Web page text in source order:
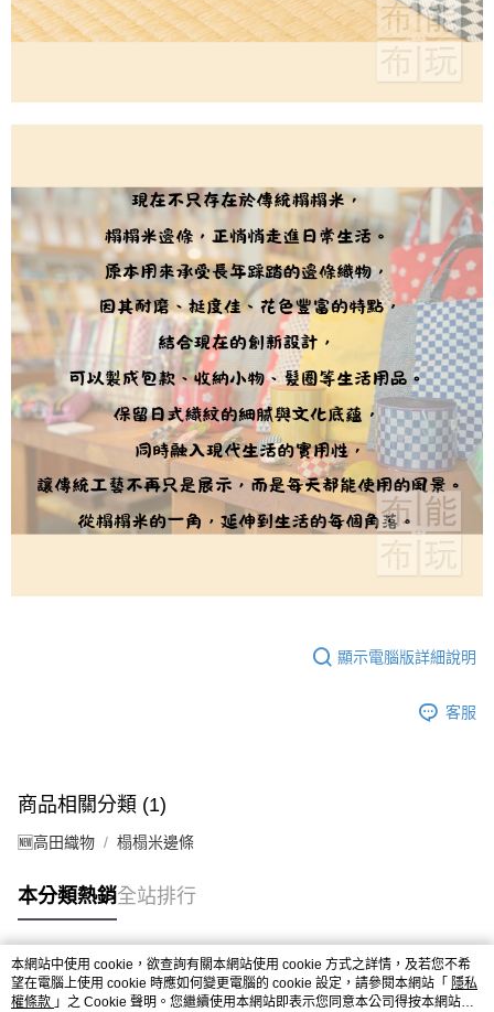
顯示電腦版詳細說明
客服
商品相關分類 (1)
🆕高田織物 榻榻米邊條
本分類熱銷全站排行
熱門標籤
本網站中使用 cookie，欲查詢有關本網站使用 cookie 方式之詳情，及若您不希
望在電腦上使用 cookie 時應如何變更電腦的 cookie 設定，請參閱本網站「 隱私
權條款 」之 Cookie 聲明。您繼續使用本網站即表示您同意本公司得按本網站使